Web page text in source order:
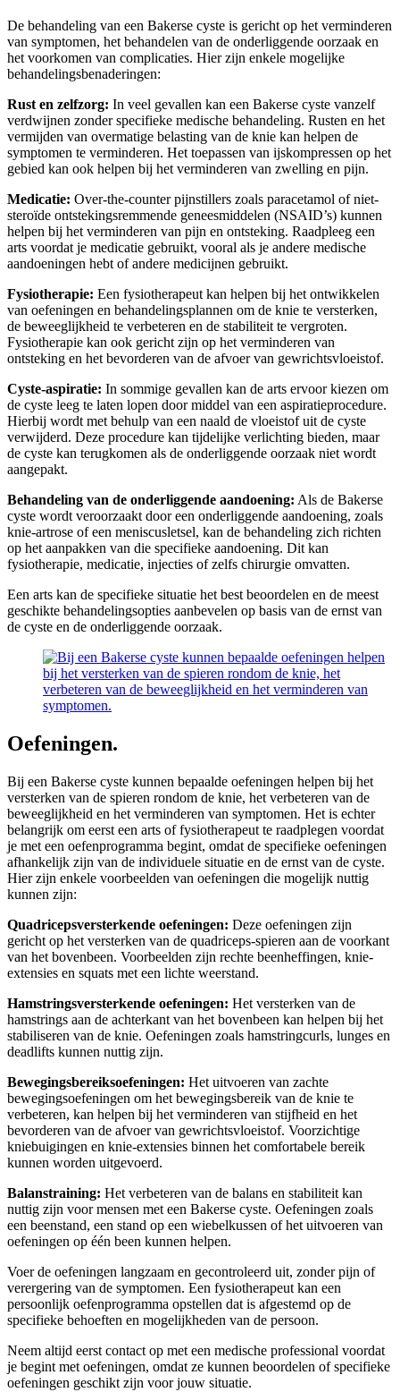
De behandeling van een Bakerse cyste is gericht op het verminderen
van symptomen, het behandelen van de onderliggende oorzaak en
het voorkomen van complicaties. Hier zijn enkele mogelijke
behandelingsbenaderingen:
Rust en zelfzorg: In veel gevallen kan een Bakerse cyste vanzelf
verdwijnen zonder specifieke medische behandeling. Rusten en het
vermijden van overmatige belasting van de knie kan helpen de
symptomen te verminderen. Het toepassen van ijskompressen op het
gebied kan ook helpen bij het verminderen van zwelling en pijn.
Medicatie: Over-the-counter pijnstillers zoals paracetamol of niet-
steroïde ontstekingsremmende geneesmiddelen (NSAID’s) kunnen
helpen bij het verminderen van pijn en ontsteking. Raadpleeg een
arts voordat je medicatie gebruikt, vooral als je andere medische
aandoeningen hebt of andere medicijnen gebruikt.
Fysiotherapie: Een fysiotherapeut kan helpen bij het ontwikkelen
van oefeningen en behandelingsplannen om de knie te versterken,
de beweeglijkheid te verbeteren en de stabiliteit te vergroten.
Fysiotherapie kan ook gericht zijn op het verminderen van
ontsteking en het bevorderen van de afvoer van gewrichtsvloeistof.
Cyste-aspiratie: In sommige gevallen kan de arts ervoor kiezen om
de cyste leeg te laten lopen door middel van een aspiratieprocedure.
Hierbij wordt met behulp van een naald de vloeistof uit de cyste
verwijderd. Deze procedure kan tijdelijke verlichting bieden, maar
de cyste kan terugkomen als de onderliggende oorzaak niet wordt
aangepakt.
Behandeling van de onderliggende aandoening: Als de Bakerse
cyste wordt veroorzaakt door een onderliggende aandoening, zoals
knie-artrose of een meniscusletsel, kan de behandeling zich richten
op het aanpakken van die specifieke aandoening. Dit kan
fysiotherapie, medicatie, injecties of zelfs chirurgie omvatten.
Een arts kan de specifieke situatie het best beoordelen en de meest
geschikte behandelingsopties aanbevelen op basis van de ernst van
de cyste en de onderliggende oorzaak.
Oefeningen.
Bij een Bakerse cyste kunnen bepaalde oefeningen helpen bij het
versterken van de spieren rondom de knie, het verbeteren van de
beweeglijkheid en het verminderen van symptomen. Het is echter
belangrijk om eerst een arts of fysiotherapeut te raadplegen voordat
je met een oefenprogramma begint, omdat de specifieke oefeningen
afhankelijk zijn van de individuele situatie en de ernst van de cyste.
Hier zijn enkele voorbeelden van oefeningen die mogelijk nuttig
kunnen zijn:
Quadricepsversterkende oefeningen: Deze oefeningen zijn
gericht op het versterken van de quadriceps-spieren aan de voorkant
van het bovenbeen. Voorbeelden zijn rechte beenheffingen, knie-
extensies en squats met een lichte weerstand.
Hamstringsversterkende oefeningen: Het versterken van de
hamstrings aan de achterkant van het bovenbeen kan helpen bij het
stabiliseren van de knie. Oefeningen zoals hamstringcurls, lunges en
deadlifts kunnen nuttig zijn.
Bewegingsbereiksoefeningen: Het uitvoeren van zachte
bewegingsoefeningen om het bewegingsbereik van de knie te
verbeteren, kan helpen bij het verminderen van stijfheid en het
bevorderen van de afvoer van gewrichtsvloeistof. Voorzichtige
kniebuigingen en knie-extensies binnen het comfortabele bereik
kunnen worden uitgevoerd.
Balanstraining: Het verbeteren van de balans en stabiliteit kan
nuttig zijn voor mensen met een Bakerse cyste. Oefeningen zoals
een beenstand, een stand op een wiebelkussen of het uitvoeren van
oefeningen op één been kunnen helpen.
Voer de oefeningen langzaam en gecontroleerd uit, zonder pijn of
verergering van de symptomen. Een fysiotherapeut kan een
persoonlijk oefenprogramma opstellen dat is afgestemd op de
specifieke behoeften en mogelijkheden van de persoon.
Neem altijd eerst contact op met een medische professional voordat
je begint met oefeningen, omdat ze kunnen beoordelen of specifieke
oefeningen geschikt zijn voor jouw situatie.